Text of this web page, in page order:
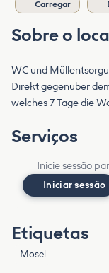
Carregar
Sobre o
WC und
Direkt gegenüber
welches 7 Tage die
Serviços
Inicie sessão
Iniciar sessão
Etiquetas
Mosel